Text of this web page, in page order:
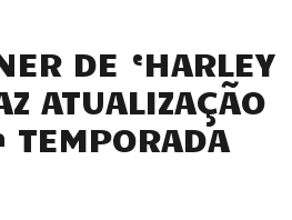
DE ‘HARLEY
ATUALIZAÇÃO
TEMPORADA